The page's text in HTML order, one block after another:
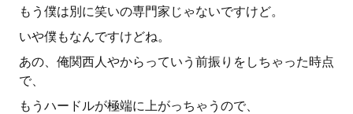
もう僕は別に笑いの専門家じゃないですけど。
いや僕もなんですけどね。
あの、俺関西人やからっていう前振りをしちゃった時点
で、
もうハードルが極端に上がっちゃうので、